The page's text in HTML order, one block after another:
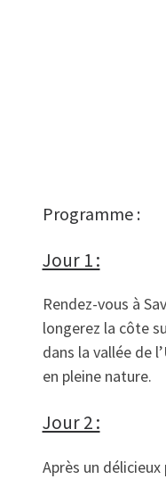
Programme :
Jour 1 :
Rendez-vous à
longerez la côte
dans la vallée de
en pleine nature.
Jour 2 :
Après un